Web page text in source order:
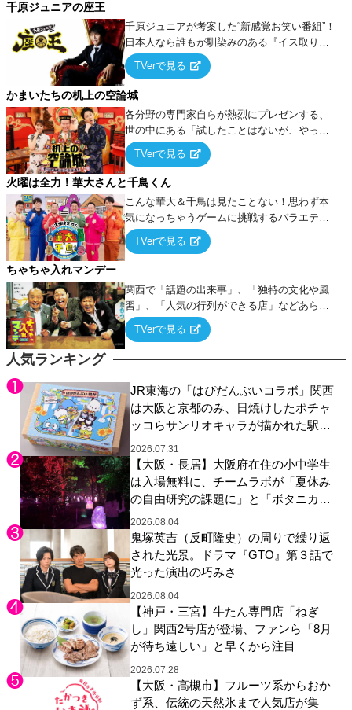
人気ランキング
JR東海の「はぴだんぶいコラボ」関西
は大阪と京都のみ、日焼けしたポチャ
ッコらサンリオキャラが描かれた駅弁
やグッズが登場
2026.07.31
【大阪・長居】大阪府在住の小中学生
は入場無料に、チームラボが「夏休み
の自由研究の課題に」と「ボタニカル
ガーデン 大阪」へ招待
2026.08.04
鬼塚英吉（反町隆史）の周りで繰り返
された光景。ドラマ『GTO』第３話で
光った演出の巧みさ
2026.08.04
【神戸・三宮】牛たん専門店「ねぎ
し」関西2号店が登場、ファンら「8月
が待ち遠しい」と早くから注目
2026.07.28
【大阪・高槻市】フルーツ系からおか
ず系、伝統の天然氷まで人気店が集
千原ジュニアの座王
千原ジュニアが考案した“新感覚お笑い番組”！
日本人なら誰もが馴染みのある『イス取りゲ
ーム』をベースに、大喜利・ギャグ・モノボ
ケ・歌…など様々なお題で芸人がショートネ
タを競い合う！
TVerで見る
かまいたちの机上の空論城
各分野の専門家自らが熱烈にプレゼンする、
世の中にある「試したことはないが、やって
みたらこうなる！…ハズ」という“机上の空
論”に若手芸人らがカラダを張って挑む！
TVerで見る
火曜は全力！華大さんと千鳥くん
こんな華大＆千鳥は見たことない！思わず本
気になっちゃうゲームに挑戦するバラエティ
ー！
TVerで見る
ちゃちゃ入れマンデー
関西で「話題の出来事」、「独特の文化や風
習」、「人気の行列ができる店」などあらゆ
るテーマについて好き放題にちゃちゃを入れ
ていく関西色を前面に押し出したトークバラ
TVerで見る